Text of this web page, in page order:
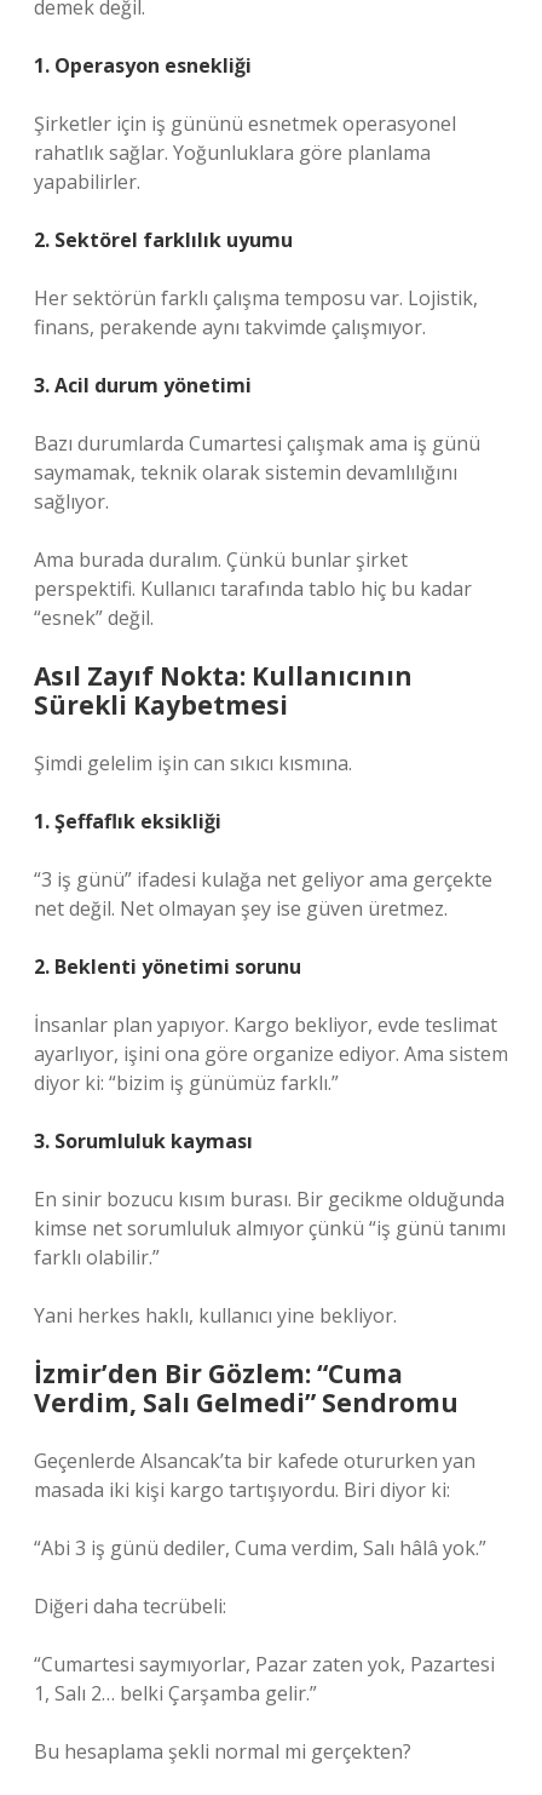
demek değil.
1. Operasyon esnekliği
Şirketler için iş gününü esnetmek operasyonel
rahatlık sağlar. Yoğunluklara göre planlama
yapabilirler.
2. Sektörel farklılık uyumu
Her sektörün farklı çalışma temposu var. Lojistik,
finans, perakende aynı takvimde çalışmıyor.
3. Acil durum yönetimi
Bazı durumlarda Cumartesi çalışmak ama iş günü
saymamak, teknik olarak sistemin devamlılığını
sağlıyor.
Ama burada duralım. Çünkü bunlar şirket
perspektifi. Kullanıcı tarafında tablo hiç bu kadar
“esnek” değil.
Asıl Zayıf Nokta: Kullanıcının
Sürekli Kaybetmesi
Şimdi gelelim işin can sıkıcı kısmına.
1. Şeffaflık eksikliği
“3 iş günü” ifadesi kulağa net geliyor ama gerçekte
net değil. Net olmayan şey ise güven üretmez.
2. Beklenti yönetimi sorunu
İnsanlar plan yapıyor. Kargo bekliyor, evde teslimat
ayarlıyor, işini ona göre organize ediyor. Ama sistem
diyor ki: “bizim iş günümüz farklı.”
3. Sorumluluk kayması
En sinir bozucu kısım burası. Bir gecikme olduğunda
kimse net sorumluluk almıyor çünkü “iş günü tanımı
farklı olabilir.”
Yani herkes haklı, kullanıcı yine bekliyor.
İzmir’den Bir Gözlem: “Cuma
Verdim, Salı Gelmedi” Sendromu
Geçenlerde Alsancak’ta bir kafede otururken yan
masada iki kişi kargo tartışıyordu. Biri diyor ki:
“Abi 3 iş günü dediler, Cuma verdim, Salı hâlâ yok.”
Diğeri daha tecrübeli:
“Cumartesi saymıyorlar, Pazar zaten yok, Pazartesi
1, Salı 2… belki Çarşamba gelir.”
Bu hesaplama şekli normal mi gerçekten?